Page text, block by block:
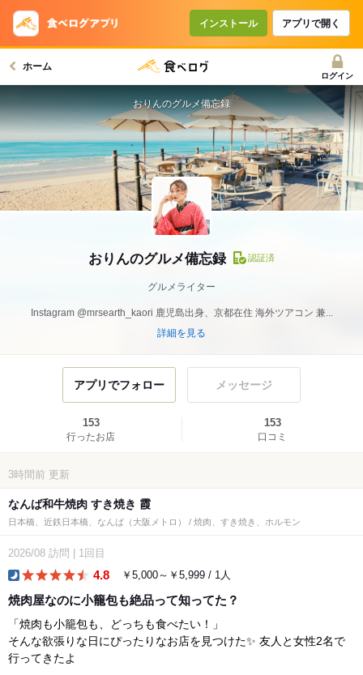
インストール アプリで開く
ホーム
ログイン
おりんのグルメ備忘録 認証済
グルメライター
Instagram @mrsearth_kaori 鹿児島出身、京都在住 海外ツアコン 兼...
詳細を見る
おりんのグルメ備忘録
アプリでフォロー メッセージ
153
行ったお店
153
口コミ
3時間前 更新
なんば和牛焼肉 すき焼き 霞
日本橋、近鉄日本橋、なんば（大阪メトロ） / 焼肉、すき焼き、ホルモン
2026/08 訪問 1回目
4.8 ￥5,000～￥5,999 / 1人
焼肉屋なのに小籠包も絶品って知ってた？
「焼肉も小籠包も、どっちも食べたい！」
そんな欲張りな日にぴったりなお店を見つけた✨ 友人と女性2名で
行ってきたよ